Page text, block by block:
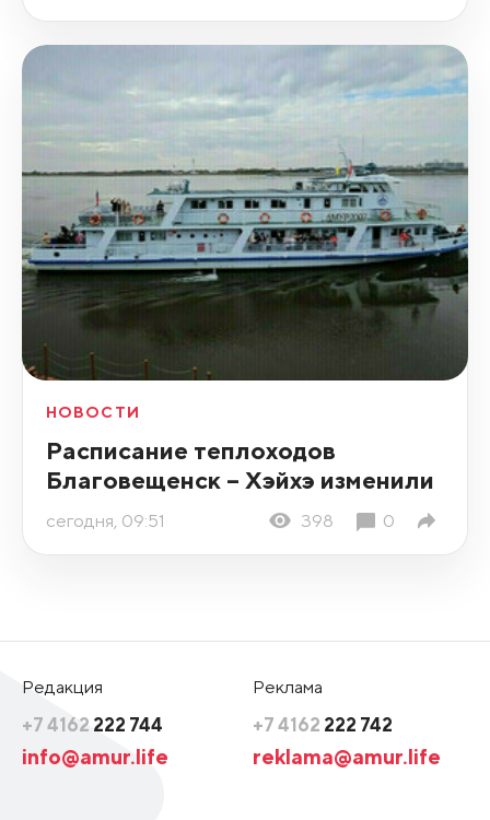
НОВОСТИ
Расписание теплоходов
Благовещенск – Хэйхэ изменили
сегодня, 09:51 398 0
Редакция
+7 4162 222 744
info@amur.life
Реклама
+7 4162 222 742
reklama@amur.life